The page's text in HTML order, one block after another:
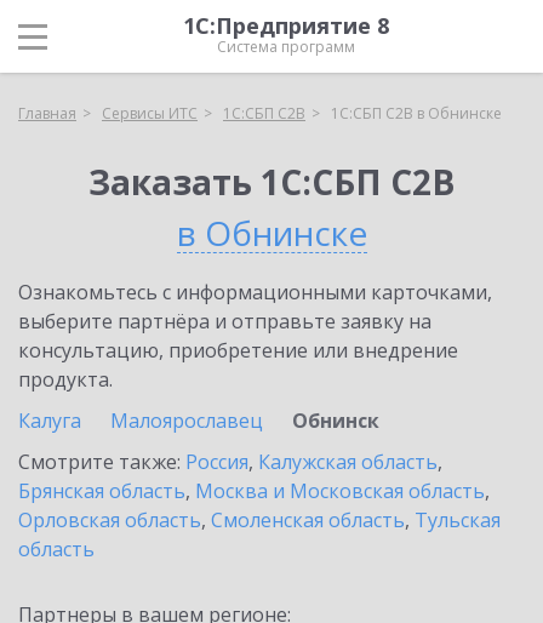
1С:Предприятие 8
Система программ
Главная Сервисы ИТС 1С:СБП C2B 1С:СБП C2B в Обнинске
Заказать 1С:СБП C2B
в Обнинске
Ознакомьтесь с информационными карточками,
выберите партнёра и отправьте заявку на
консультацию, приобретение или внедрение
продукта.
Калуга
Малоярославец
Обнинск
Смотрите также: Россия, Калужская область,
Брянская область, Москва и Московская область,
Орловская область, Смоленская область, Тульская
область
Партнеры в вашем регионе: